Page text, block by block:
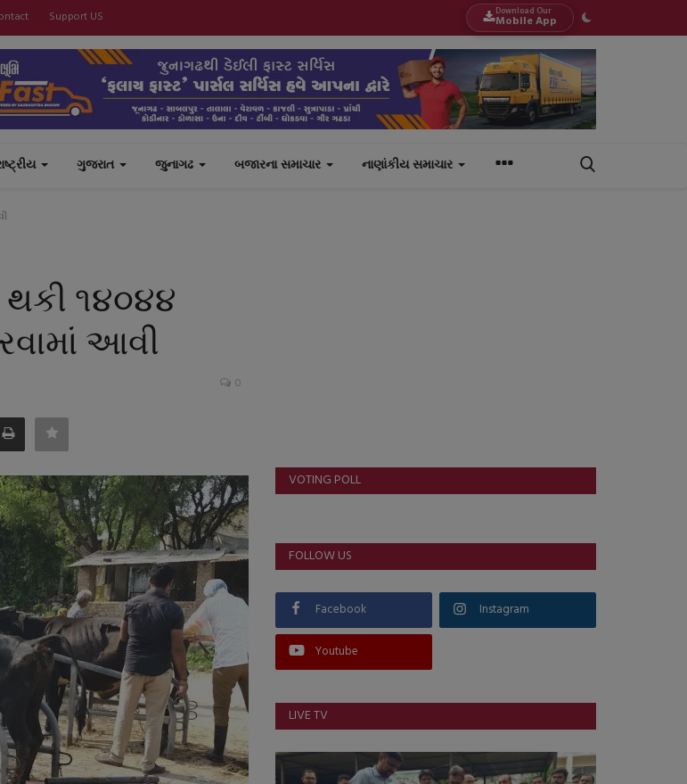
Support US Download Our
Mobile App
ગુજરાત જુનાગઢ બજારના સમાચાર નાણાંકીય સમાચાર
૧૪૦૪૪
આવી
0
VOTING POLL
FOLLOW US
Facebook Instagram
Youtube
LIVE TV